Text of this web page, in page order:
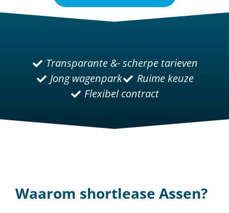
Transparante &- scherpe tarieven
Jong wagenpark
Ruime keuze
Flexibel contract
Waarom shortlease Assen?